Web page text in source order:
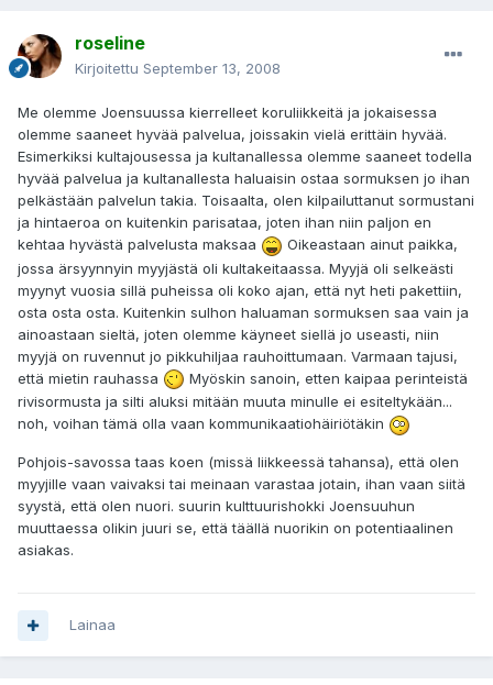
roseline
Kirjoitettu September 13, 2008
Me olemme Joensuussa kierrelleet koruliikkeitä ja jokaisessa
olemme saaneet hyvää palvelua, joissakin vielä erittäin hyvää.
Esimerkiksi kultajousessa ja kultanallessa olemme saaneet todella
hyvää palvelua ja kultanallesta haluaisin ostaa sormuksen jo ihan
pelkästään palvelun takia. Toisaalta, olen kilpailuttanut sormustani
ja hintaeroa on kuitenkin parisataa, joten ihan niin paljon en
kehtaa hyvästä palvelusta maksaa
Oikeastaan ainut paikka,
jossa ärsyynnyin myyjästä oli kultakeitaassa. Myyjä oli selkeästi
myynyt vuosia sillä puheissa oli koko ajan, että nyt heti pakettiin,
osta osta osta. Kuitenkin sulhon haluaman sormuksen saa vain ja
ainoastaan sieltä, joten olemme käyneet siellä jo useasti, niin
myyjä on ruvennut jo pikkuhiljaa rauhoittumaan. Varmaan tajusi,
että mietin rauhassa
Myöskin sanoin, etten kaipaa perinteistä
rivisormusta ja silti aluksi mitään muuta minulle ei esiteltykään...
noh, voihan tämä olla vaan kommunikaatiohäiriötäkin
Pohjois-savossa taas koen (missä liikkeessä tahansa), että olen
myyjille vaan vaivaksi tai meinaan varastaa jotain, ihan vaan siitä
syystä, että olen nuori. suurin kulttuurishokki Joensuuhun
muuttaessa olikin juuri se, että täällä nuorikin on potentiaalinen
asiakas.
Lainaa